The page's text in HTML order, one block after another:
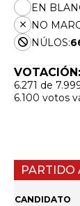
EN
NO
NÚLOS:
VOTACIÓN:
6.271 de
6.100 votos
PARTIDO
CANDIDATO